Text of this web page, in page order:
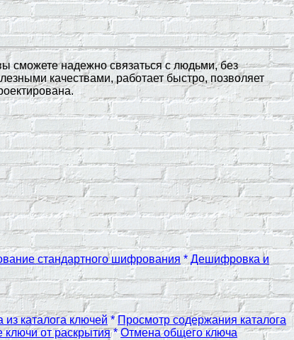
надежно связаться с людьми, без
качествами, работает быстро, позволяет
стандартного шифрования * Дешифровка и
каталога ключей*Просмотр содержания каталога
ключи от раскрытия*Отмена общего ключа